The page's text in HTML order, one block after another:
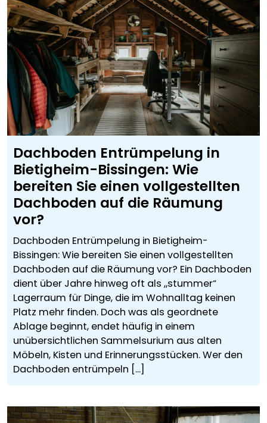
Dachboden Entrümpelung in
Bietigheim-Bissingen: Wie
bereiten Sie einen vollgestellten
Dachboden auf die Räumung
vor?
Dachboden Entrümpelung in Bietigheim-
Bissingen: Wie bereiten Sie einen vollgestellten
Dachboden auf die Räumung vor? Ein Dachboden
dient über Jahre hinweg oft als „stummer“
Lagerraum für Dinge, die im Wohnalltag keinen
Platz mehr finden. Doch was als geordnete
Ablage beginnt, endet häufig in einem
unübersichtlichen Sammelsurium aus alten
Möbeln, Kisten und Erinnerungsstücken. Wer den
Dachboden entrümpeln [...]